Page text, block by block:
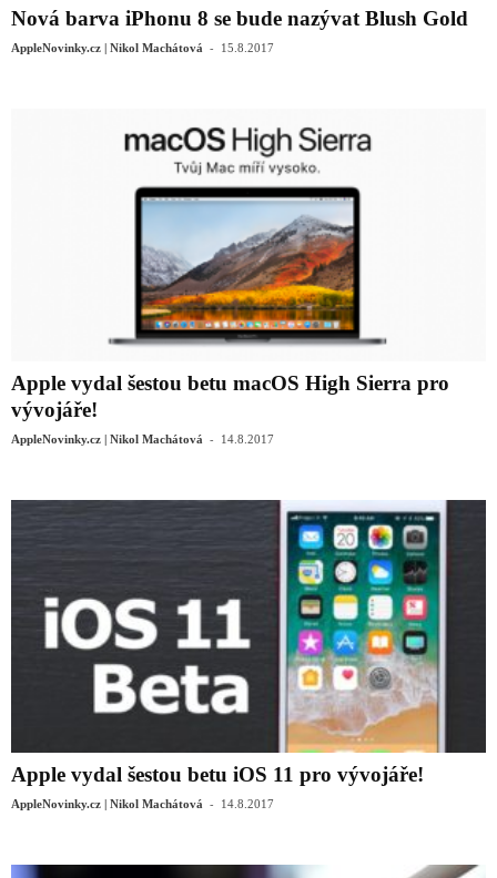
Nová barva iPhonu 8 se bude nazývat Blush Gold
AppleNovinky.cz | Nikol Machátová - 15.8.2017
Apple vydal šestou betu macOS High Sierra pro
vývojáře!
AppleNovinky.cz | Nikol Machátová - 14.8.2017
Apple vydal šestou betu iOS 11 pro vývojáře!
AppleNovinky.cz | Nikol Machátová - 14.8.2017